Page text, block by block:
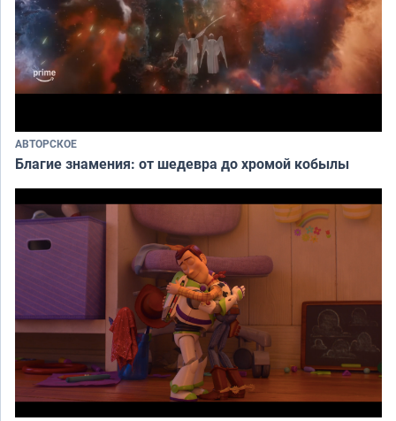
АВТОРСКОЕ
Благие знамения: от шедевра до хромой кобылы